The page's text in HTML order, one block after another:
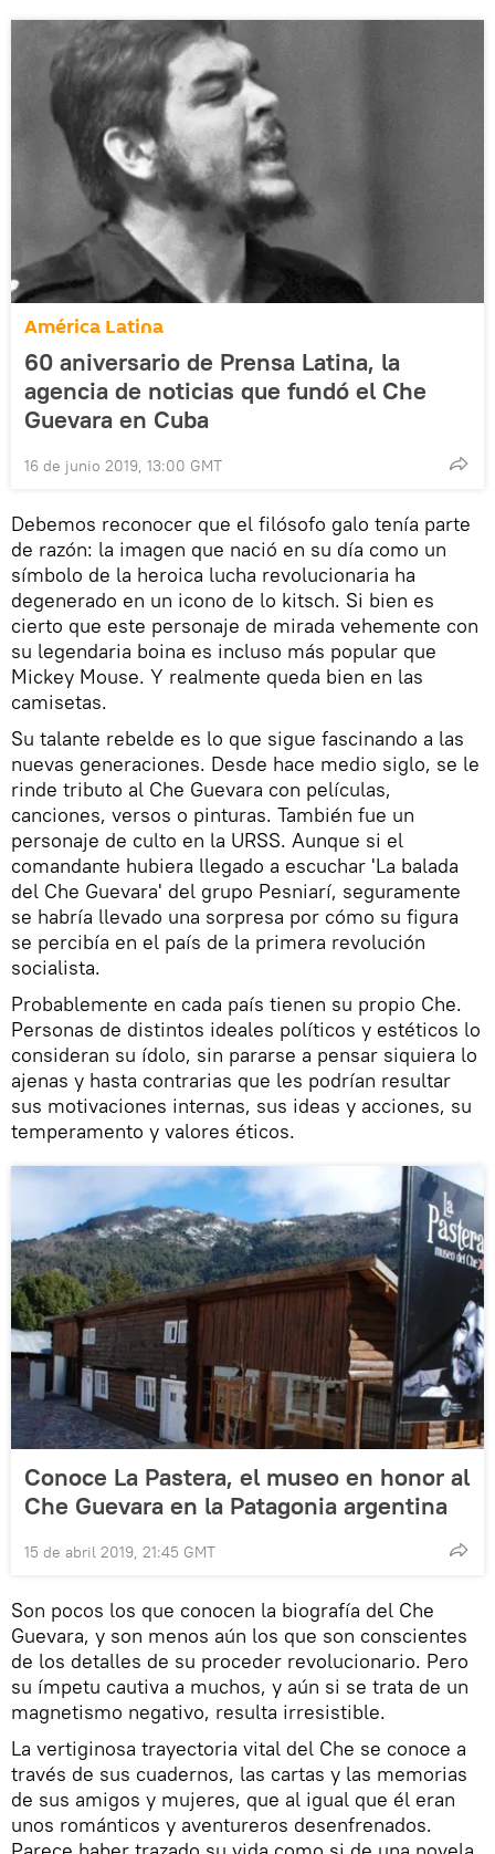
América Latina
60 aniversario de Prensa Latina, la
agencia de noticias que fundó el Che
Guevara en Cuba
16 de junio 2019, 13:00 GMT
Debemos reconocer que el filósofo galo tenía parte
de razón: la imagen que nació en su día como un
símbolo de la heroica lucha revolucionaria ha
degenerado en un icono de lo kitsch. Si bien es
cierto que este personaje de mirada vehemente con
su legendaria boina es incluso más popular que
Mickey Mouse. Y realmente queda bien en las
camisetas.
Su talante rebelde es lo que sigue fascinando a las
nuevas generaciones. Desde hace medio siglo, se le
rinde tributo al Che Guevara con películas,
canciones, versos o pinturas. También fue un
personaje de culto en la URSS. Aunque si el
comandante hubiera llegado a escuchar 'La balada
del Che Guevara' del grupo Pesniarí, seguramente
se habría llevado una sorpresa por cómo su figura
se percibía en el país de la primera revolución
socialista.
Probablemente en cada país tienen su propio Che.
Personas de distintos ideales políticos y estéticos lo
consideran su ídolo, sin pararse a pensar siquiera lo
ajenas y hasta contrarias que les podrían resultar
sus motivaciones internas, sus ideas y acciones, su
temperamento y valores éticos.
Conoce La Pastera, el museo en honor al
Che Guevara en la Patagonia argentina
15 de abril 2019, 21:45 GMT
Son pocos los que conocen la biografía del Che
Guevara, y son menos aún los que son conscientes
de los detalles de su proceder revolucionario. Pero
su ímpetu cautiva a muchos, y aún si se trata de un
magnetismo negativo, resulta irresistible.
La vertiginosa trayectoria vital del Che se conoce a
través de sus cuadernos, las cartas y las memorias
de sus amigos y mujeres, que al igual que él eran
unos románticos y aventureros desenfrenados.